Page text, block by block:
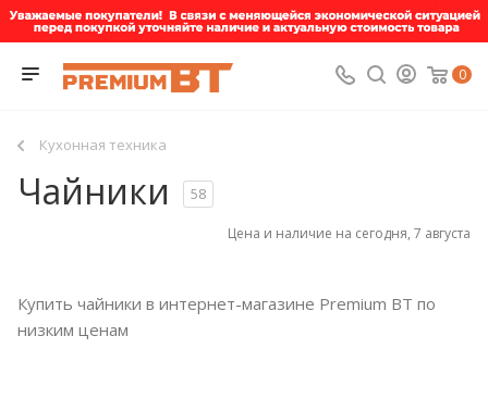
0
Кухонная техника
Чайники 58
Цена и наличие на сегодня, 7 августа
Купить чайники в интернет-магазине Premium BT по
низким ценам